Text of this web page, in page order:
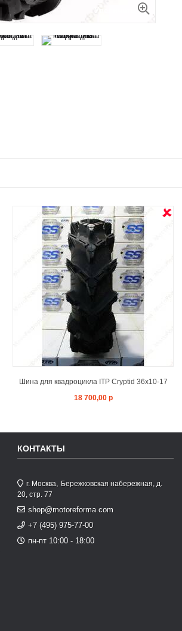
Шина для квадроцикла ITP Cryptid 36x10-17
18 700,00 р
OUT STOCK
КОНТАКТЫ
г. Москва, Бережковская набережная, д.
20, стр. 77
shop@motoreforma.com
+7 (495) 975-77-00
пн-пт 10:00 - 18:00